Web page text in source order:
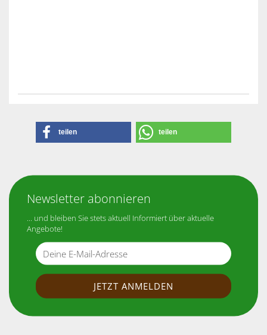
teilen teilen
Newsletter abonnieren
... und bleiben Sie stets aktuell Informiert über aktuelle
Angebote!